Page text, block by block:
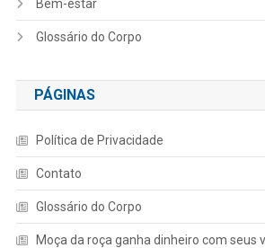
Bem-estar
Glossário do Corpo
PÁGINAS
Política de Privacidade
Contato
Glossário do Corpo
Moça da roça ganha dinheiro com seus